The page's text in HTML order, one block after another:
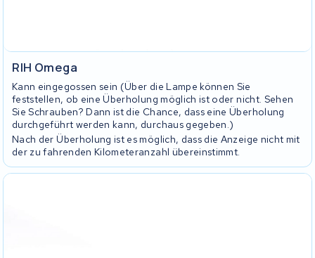
RIH Omega
Kann eingegossen sein (Über die Lampe können Sie
feststellen, ob eine Überholung möglich ist oder nicht. Sehen
Sie Schrauben? Dann ist die Chance, dass eine Überholung
durchgeführt werden kann, durchaus gegeben.)
Nach der Überholung ist es möglich, dass die Anzeige nicht mit
der zu fahrenden Kilometeranzahl übereinstimmt.